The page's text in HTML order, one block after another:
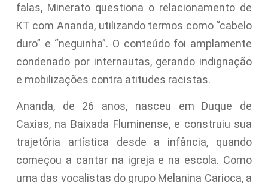
falas, Minerato questiona o relacionamento de
KT com Ananda, utilizando termos como “cabelo
duro” e “neguinha”. O conteúdo foi amplamente
condenado por internautas, gerando indignação
e mobilizações contra atitudes racistas.
Ananda, de 26 anos, nasceu em Duque de
Caxias, na Baixada Fluminense, e construiu sua
trajetória artística desde a infância, quando
começou a cantar na igreja e na escola. Como
uma das vocalistas do grupo Melanina Carioca, a